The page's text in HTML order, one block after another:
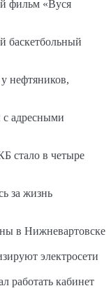
фильм «Вуся
баскетбольный
нефтяников,
адресными
стало в четыре
за жизнь
в Нижневартовске
электросети
работать кабинет